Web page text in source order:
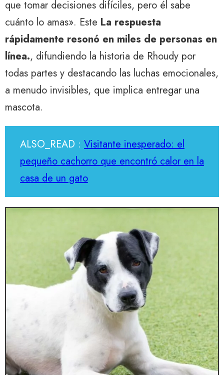
que tomar decisiones difíciles, pero él sabe
cuánto lo amas». Este La respuesta
rápidamente resonó en miles de personas en
línea., difundiendo la historia de Rhoudy por
todas partes y destacando las luchas emocionales,
a menudo invisibles, que implica entregar una
mascota.
ALSO_READ : Visitante inesperado: el
pequeño cachorro que encontró calor en la
casa de un gato